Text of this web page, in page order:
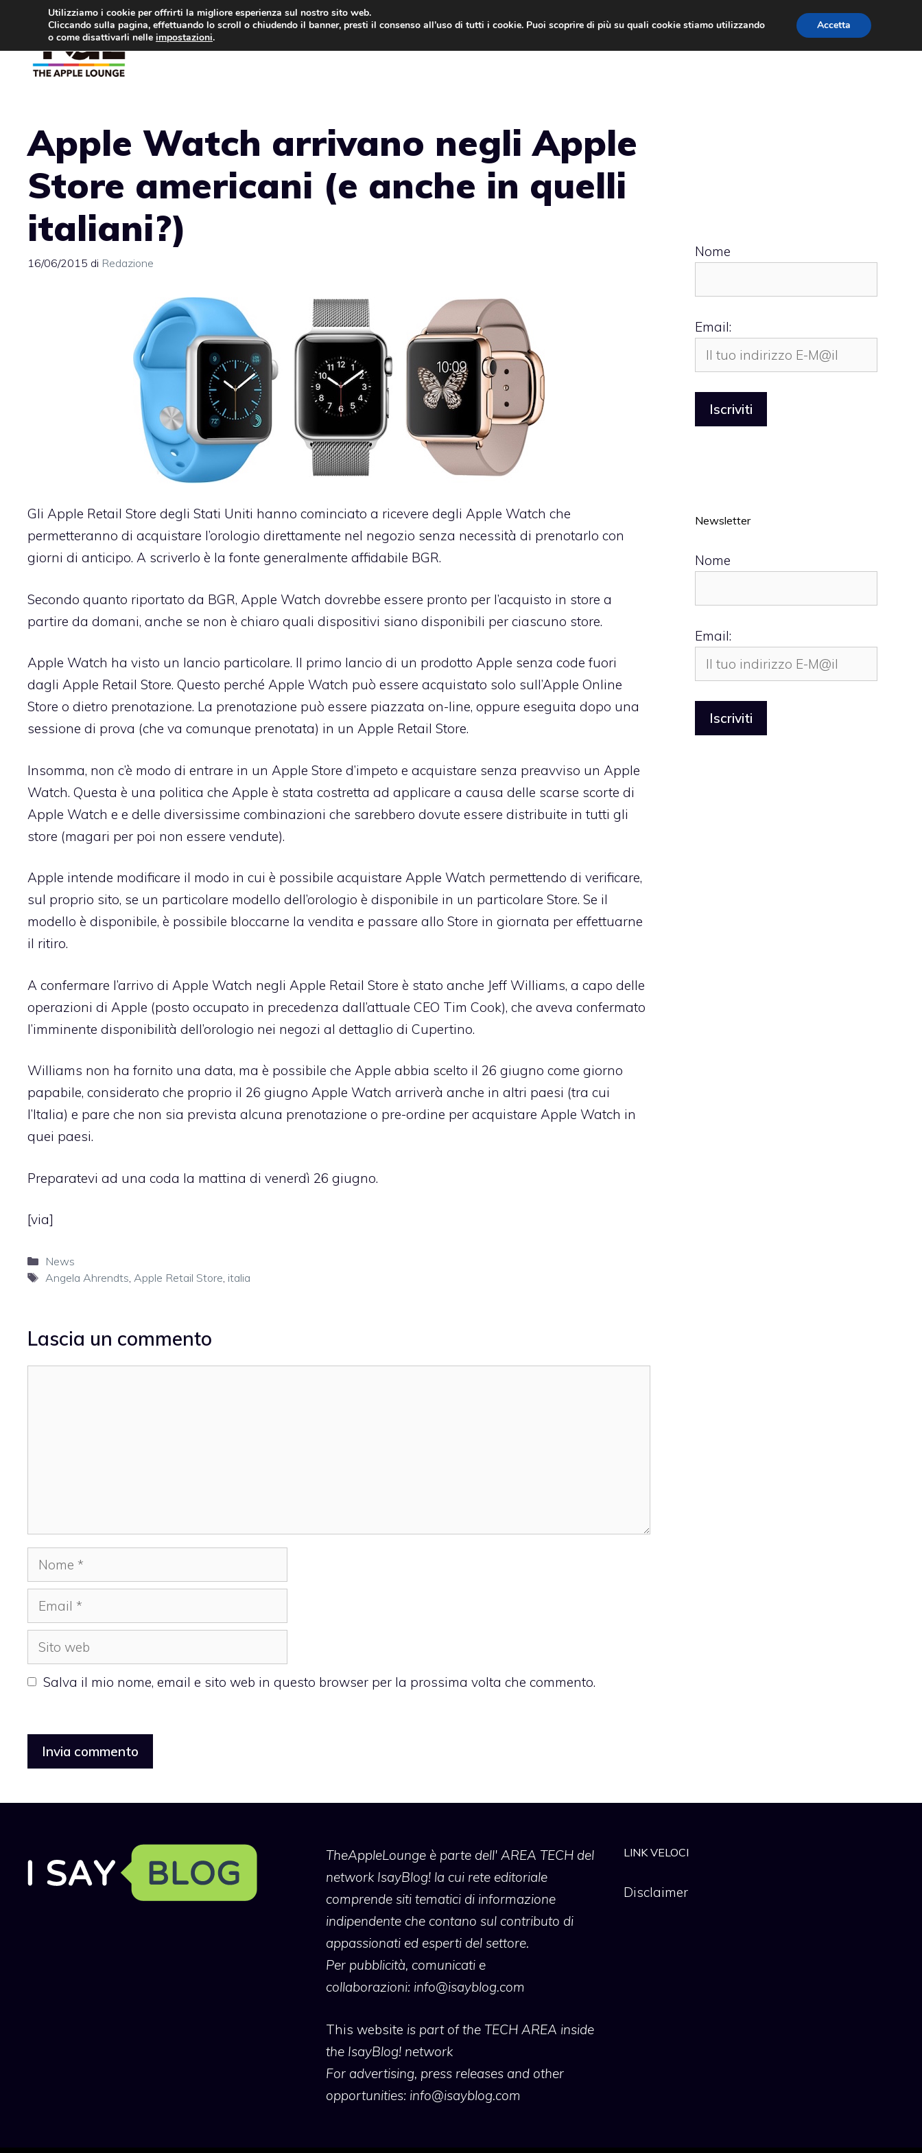
contenuto
Apple Watch arrivano negli Apple
Store americani (e anche in quelli
italiani?)
16/06/2015 di Redazione
Gli Apple Retail Store degli Stati Uniti hanno cominciato a ricevere degli Apple Watch che
permetteranno di acquistare l’orologio direttamente nel negozio senza necessità di prenotarlo con
giorni di anticipo. A scriverlo è la fonte generalmente affidabile BGR.
Secondo quanto riportato da BGR, Apple Watch dovrebbe essere pronto per l’acquisto in store a
partire da domani, anche se non è chiaro quali dispositivi siano disponibili per ciascuno store.
Apple Watch ha visto un lancio particolare. Il primo lancio di un prodotto Apple senza code fuori
dagli Apple Retail Store. Questo perché Apple Watch può essere acquistato solo sull’Apple Online
Store o dietro prenotazione. La prenotazione può essere piazzata on-line, oppure eseguita dopo una
sessione di prova (che va comunque prenotata) in un Apple Retail Store.
Insomma, non c’è modo di entrare in un Apple Store d’impeto e acquistare senza preavviso un Apple
Watch. Questa è una politica che Apple è stata costretta ad applicare a causa delle scarse scorte di
Apple Watch e e delle diversissime combinazioni che sarebbero dovute essere distribuite in tutti gli
store (magari per poi non essere vendute).
Apple intende modificare il modo in cui è possibile acquistare Apple Watch permettendo di verificare,
sul proprio sito, se un particolare modello dell’orologio è disponibile in un particolare Store. Se il
modello è disponibile, è possibile bloccarne la vendita e passare allo Store in giornata per effettuarne
il ritiro.
A confermare l’arrivo di Apple Watch negli Apple Retail Store è stato anche Jeff Williams, a capo delle
operazioni di Apple (posto occupato in precedenza dall’attuale CEO Tim Cook), che aveva confermato
l’imminente disponibilità dell’orologio nei negozi al dettaglio di Cupertino.
Williams non ha fornito una data, ma è possibile che Apple abbia scelto il 26 giugno come giorno
papabile, considerato che proprio il 26 giugno Apple Watch arriverà anche in altri paesi (tra cui
l’Italia) e pare che non sia prevista alcuna prenotazione o pre-ordine per acquistare Apple Watch in
quei paesi.
Preparatevi ad una coda la mattina di venerdì 26 giugno.
[via]
Categorie
News
Tag
Angela Ahrendts Apple Retail Store italia
Lascia un commento
Nome
Email
Sito
web
Salva il mio nome, email e sito web in questo browser per la prossima volta che commento.
Nome
Email:
Newsletter
Nome
Email:
TheAppleLoungeè parte dell' AREA TECH del
network IsayBlog! la cui rete editoriale
comprende siti tematici di informazione
indipendente che contano sul contributo di
appassionati ed esperti del settore.
Per pubblicità, comunicati e
collaborazioni: info@isayblog.com
This website is part of the TECH AREA inside
the IsayBlog! network
For advertising, press releases and other
opportunities: info@isayblog.com
LINK VELOCI
Disclaimer
Utilizziamo i cookie per offrirti la migliore esperienza sul nostro sito web.
Cliccando sulla pagina, effettuando lo scroll o chiudendo il banner, presti il consenso all’uso di tutti i cookie. Puoi scoprire di più su quali cookie stiamo utilizzando
o come disattivarli nelle impostazioni.
Accetta